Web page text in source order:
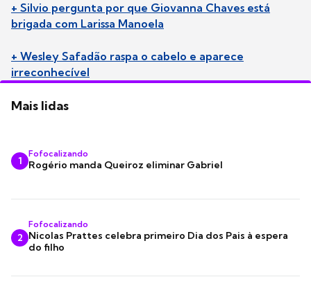
+ Silvio pergunta por que Giovanna Chaves está
brigada com Larissa Manoela
+ Wesley Safadão raspa o cabelo e aparece
irreconhecível
Mais lidas
1
Fofocalizando
Rogério manda Queiroz eliminar Gabriel
2
Fofocalizando
Nicolas Prattes celebra primeiro Dia dos Pais à espera
do filho